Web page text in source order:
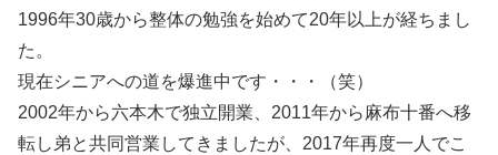
1996年30歳から整体の勉強を始めて20年以上が経ちまし
た。
現在シニアへの道を爆進中です・・・（笑）
2002年から六本木で独立開業、2011年から麻布十番へ移
転し弟と共同営業してきましたが、2017年再度一人でこ